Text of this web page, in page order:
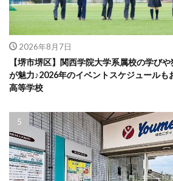
2026年8月7日
【堺市堺区】関西学院大学系属校の学び
が魅力♪2026年のイベントスケジュールも
高等学校